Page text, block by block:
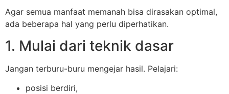
Agar semua manfaat memanah bisa dirasakan optimal,
ada beberapa hal yang perlu diperhatikan.
1. Mulai dari teknik dasar
Jangan terburu-buru mengejar hasil. Pelajari:
posisi berdiri,